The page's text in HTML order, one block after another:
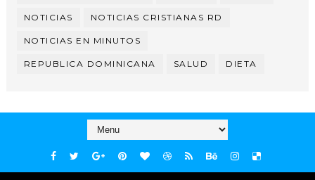
NOTICIAS NOTICIAS CRISTIANAS RD
NOTICIAS EN MINUTOS
REPUBLICA DOMINICANA SALUD DIETA